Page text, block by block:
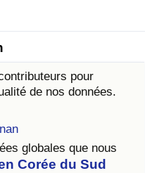
pour
de nos données.
globales que nous
Corée du Sud
par Pays